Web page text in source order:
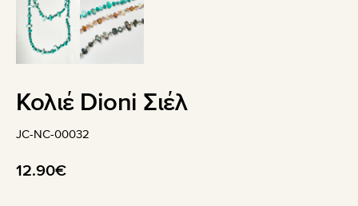
Κολιέ Dioni Σιέλ
JC-NC-00032
12.90€